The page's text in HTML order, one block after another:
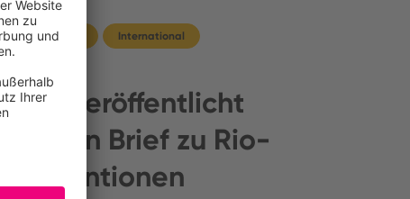
Deutschland International
TMG veröffentlicht
offenen Brief zu Rio-
Konventionen